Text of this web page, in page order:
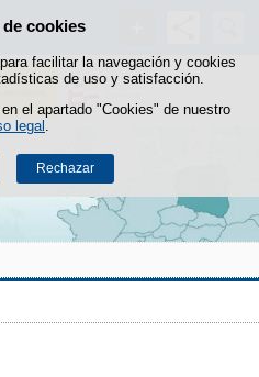
cookies
facilitar la navegación y cookies
de uso y satisfacción.
el apartado "Cookies" de nuestro
legal
Rechazar
Saltar al contenido